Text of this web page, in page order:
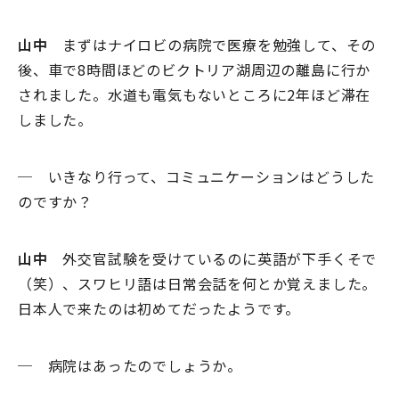
山中 まずはナイロビの病院で医療を勉強して、その
後、車で8時間ほどのビクトリア湖周辺の離島に行か
されました。水道も電気もないところに2年ほど滞在
しました。
─ いきなり行って、コミュニケーションはどうした
のですか？
山中 外交官試験を受けているのに英語が下手くそで
（笑）、スワヒリ語は日常会話を何とか覚えました。
日本人で来たのは初めてだったようです。
─ 病院はあったのでしょうか。